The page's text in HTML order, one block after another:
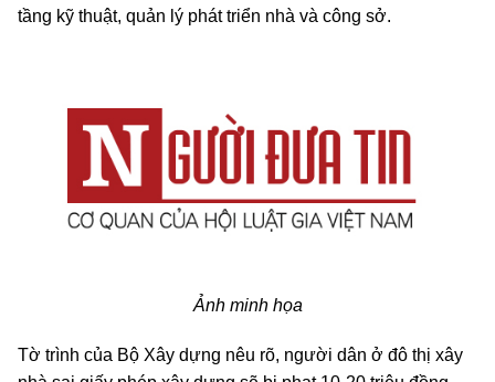
tầng kỹ thuật, quản lý phát triển nhà và công sở.
Ảnh minh họa
Tờ trình của Bộ Xây dựng nêu rõ, người dân ở đô thị xây